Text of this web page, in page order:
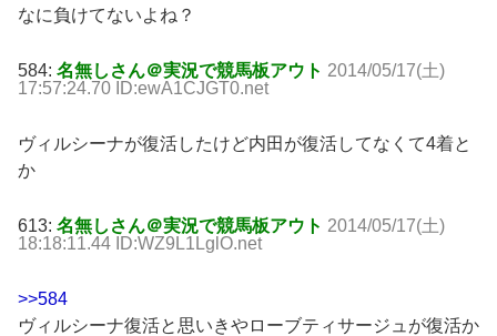
なに負けてないよね？
584: 名無しさん＠実況で競馬板アウト 2014/05/17(土)
17:57:24.70 ID:ewA1CJGT0.net
ヴィルシーナが復活したけど内田が復活してなくて4着と
か
613: 名無しさん＠実況で競馬板アウト 2014/05/17(土)
18:18:11.44 ID:WZ9L1LglO.net
>>584
ヴィルシーナ復活と思いきやローブティサージュが復活か